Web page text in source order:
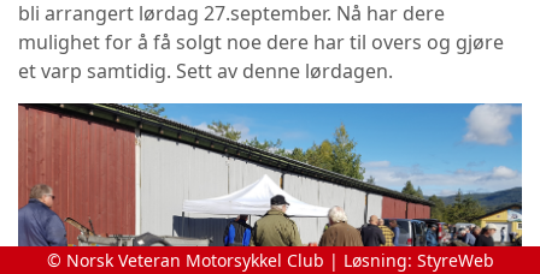
bli arrangert lørdag 27.september. Nå har dere
mulighet for å få solgt noe dere har til overs og gjøre
et varp samtidig. Sett av denne lørdagen.
© Norsk Veteran Motorsykkel Club | Løsning: StyreWeb